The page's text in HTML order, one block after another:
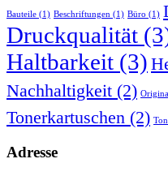
Bauteile (1) Beschriftungen (1) Büro (1)
Druckqualität
Haltbarkeit (3)
Nachhaltigkeit (2)
Tonerkartuschen (2)
Adresse